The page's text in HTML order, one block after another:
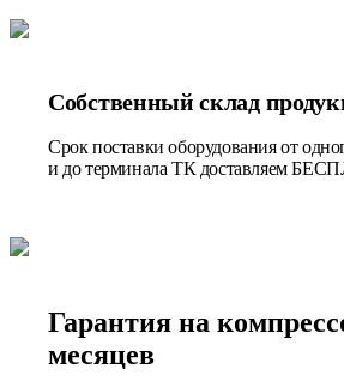
Собственный склад
Срок поставки оборудования от
и до терминала ТК доставляем
Гарантия на
месяцев